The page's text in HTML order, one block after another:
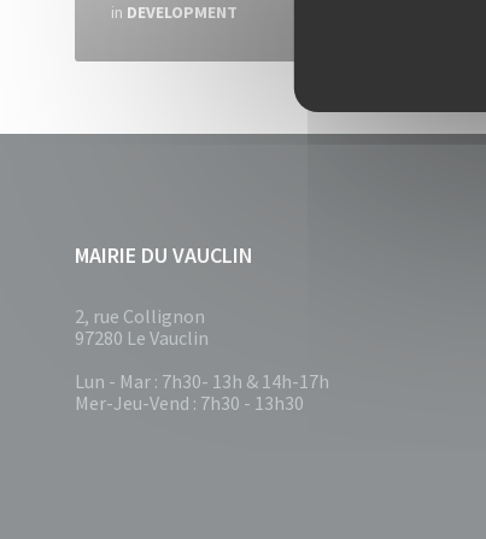
in DEVELOPMENT
MAIRIE DU VAUCLIN
2, rue Collignon
97280 Le Vauclin
Lun - Mar : 7h30- 13h & 14h-17h
Mer-Jeu-Vend : 7h30 - 13h30